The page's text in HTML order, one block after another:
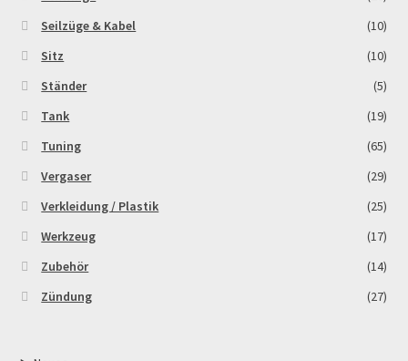
Seilzüge & Kabel
(10)
Sitz
(10)
Ständer
(5)
Tank
(19)
Tuning
(65)
Vergaser
(29)
Verkleidung / Plastik
(25)
Werkzeug
(17)
Zubehör
(14)
Zündung
(27)